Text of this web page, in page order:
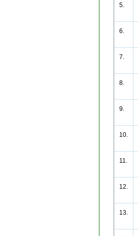
5.
6.
7.
8.
9.
10.
11.
12.
13.